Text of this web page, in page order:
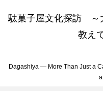
駄菓子屋文化探訪 ～
教え
Dagashiya — More Than Just a